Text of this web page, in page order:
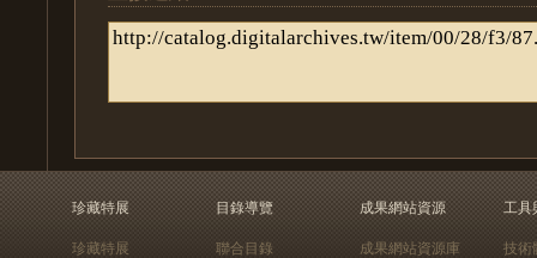
珍藏特展
珍藏特展
目錄導覽
聯合目錄
成果網站資源
成果網站資源庫
工具
技術